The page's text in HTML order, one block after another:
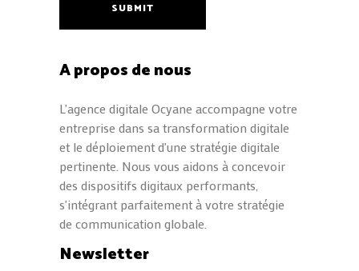
SUBMIT
A propos de nous
L'agence digitale Ocyane accompagne votre
entreprise dans sa transformation digitale
et le déploiement d'une stratégie digitale
pertinente. Nous vous aidons à concevoir
des dispositifs digitaux performants,
s'intégrant parfaitement à votre stratégie
de communication globale.
Newsletter